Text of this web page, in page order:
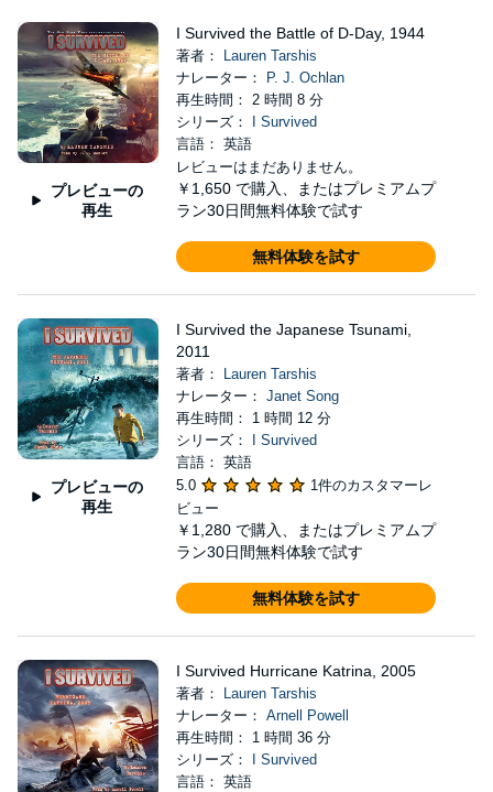
プレビューの
再生
I Survived the Battle of D-Day, 1944
著者：
Lauren Tarshis
ナレーター：
P. J. Ochlan
再生時間： 2 時間 8 分
シリーズ：
I Survived
言語： 英語
レビューはまだありません。
￥1,650 で購入、またはプレミアムプ
ラン30日間無料体験で試す
無料体験を試す
プレビューの
再生
I Survived the Japanese Tsunami,
2011
著者：
Lauren Tarshis
ナレーター： Janet Song
再生時間： 1 時間 12 分
シリーズ：
I Survived
言語： 英語
5.0
1件のカスタマーレ
ビュー
￥1,280 で購入、またはプレミアムプ
ラン30日間無料体験で試す
無料体験を試す
I Survived Hurricane Katrina, 2005
著者：
Lauren Tarshis
ナレーター： Arnell Powell
再生時間： 1 時間 36 分
シリーズ：
I Survived
言語： 英語